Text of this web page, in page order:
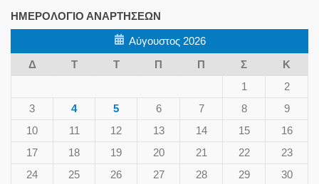
ΗΜΕΡΟΛΌΓΙΟ ΑΝΑΡΤΉΣΕΩΝ
Αύγουστος 2026
Δ
Τ Τ Π Π Σ
Κ
1
2
3
4 5 6 7 8
9
10
11 12 13 14 15
16
17
18 19 20 21 22
23
24
25 26 27 28 29
30